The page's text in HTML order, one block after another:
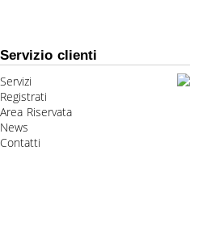
Servizio clienti
Servizi
Registrati
Area Riservata
News
Contatti